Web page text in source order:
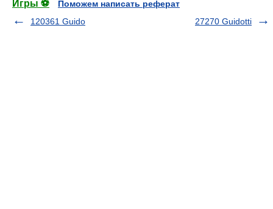
Игры ⚽
Поможем написать реферат
120361 Guido
27270 Guidotti